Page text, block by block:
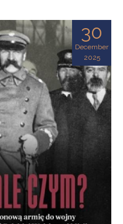
30
December
2025